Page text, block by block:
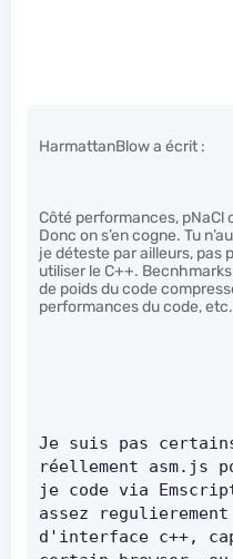
HarmattanBlow a écrit :
Côté performances, pNaCl
Donc on s’en cogne. Tu
je déteste par ailleurs, pas
utiliser le C++.
de poids du code
performances du code, etc.
Je suis pas
réellement asm.js
je code via
assez
d'interface c++,